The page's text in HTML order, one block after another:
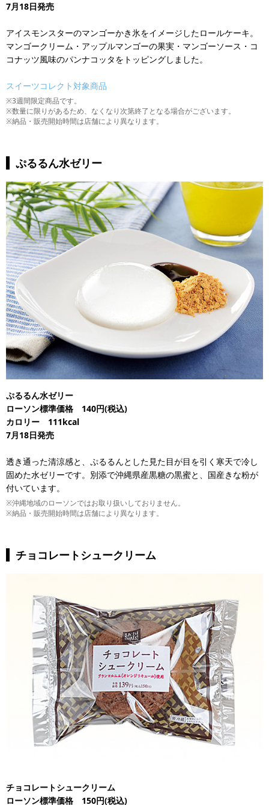
7月18日発売
アイスモンスターのマンゴーかき氷をイメージしたロールケーキ。
マンゴークリーム・アップルマンゴーの果実・マンゴーソース・コ
コナッツ風味のパンナコッタをトッピングしました。
スイーツコレクト対象商品
※3週間限定商品です。
※数量に限りがあるため、なくなり次第終了となる場合がございます。
※納品・販売開始時間は店舗により異なります。
ぷるるん水ゼリー
ぷるるん水ゼリー
ローソン標準価格 140円(税込)
カロリー 111kcal
7月18日発売
透き通った清涼感と、ぷるるんとした見た目が目を引く寒天で冷し
固めた水ゼリーです。別添で沖縄県産黒糖の黒蜜と、国産きな粉が
付いています。
※沖縄地域のローソンではお取り扱いしておりません。
※納品・販売開始時間は店舗により異なります。
チョコレートシュークリーム
チョコレートシュークリーム
ローソン標準価格 150円(税込)